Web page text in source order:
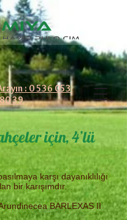
: 0 536 053
39
için, 4’lü
karşı dayanıklılığı
bir karışımdır.
BARLEXAS II